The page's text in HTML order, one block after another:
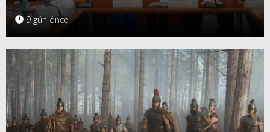
9 gün önce